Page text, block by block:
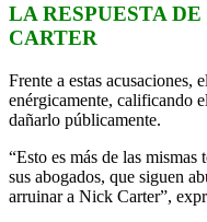
LA RESPUESTA
CARTER
Frente a estas
enérgicamente, calificando
dañarlo públicamente.
“Esto es más de las
sus abogados, que siguen
arruinar a Nick Carter”,